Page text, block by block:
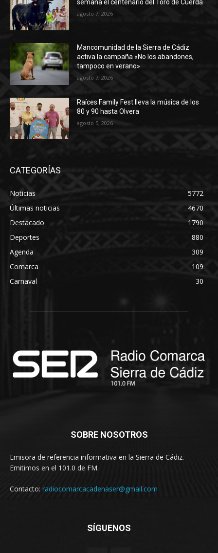
semana el centenario del Toro de Cuerda
agosto 7, 2026
Mancomunidad de la Sierra de Cádiz
activa la campaña «No los abandones,
tampoco en verano»
agosto 7, 2026
Raíces Family Fest lleva la música de los
80 y 90 hasta Olvera
agosto 5, 2026
CATEGORÍAS
Noticias
5772
Últimas noticias
4670
Destacado
1790
Deportes
880
Agenda
309
Comarca
109
Carnaval
30
SOBRE NOSOTROS
Emisora de referencia informativa en la Sierra de Cádiz.
Emitimos en el 101.0 de FM.
Contacto: radiocomarcacadenaser@gmail.com
SÍGUENOS